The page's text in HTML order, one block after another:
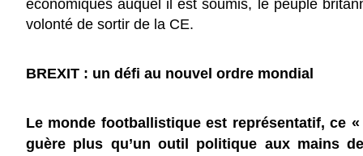
économiques auquel il est soumis, le peuple
volonté de sortir de la CE.
BREXIT : un défi au nouvel ordre mondial
Le monde footballistique est représentatif, ce «
guère plus qu’un outil politique aux mains